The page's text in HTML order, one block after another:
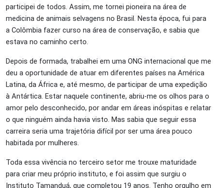
participei de todos. Assim, me tornei pioneira na área de
medicina de animais selvagens no Brasil. Nesta época, fui para
a Colômbia fazer curso na área de conservação, e sabia que
estava no caminho certo.
Depois de formada, trabalhei em uma ONG internacional que me
deu a oportunidade de atuar em diferentes países na América
Latina, da África e, até mesmo, de participar de uma expedição
à Antártica. Estar naquele continente, abriu-me os olhos para o
amor pelo desconhecido, por andar em áreas inóspitas e relatar
o que ninguém ainda havia visto. Mas sabia que seguir essa
carreira seria uma trajetória difícil por ser uma área pouco
habitada por mulheres.
Toda essa vivência no terceiro setor me trouxe maturidade
para criar meu próprio instituto, e foi assim que surgiu o
Instituto Tamanduá, que completou 19 anos. Tenho orgulho em